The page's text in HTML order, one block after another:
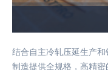
结合自主冷轧压延生产
制造提供全规格，高精